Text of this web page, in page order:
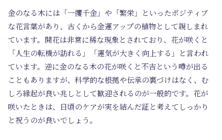
金のなる木には「一攫千金」や「繁栄」といったポジティブ
な花言葉があり、古くから金運アップの植物として親しまれ
ています。開花は非常に稀な現象とされており、花が咲くと
「人生の転機が訪れる」「運気が大きく向上する」と言われ
ています。逆に金のなる木の花が咲くと不吉という噂が出る
こともありますが、科学的な根拠や伝承の裏づけはなく、む
しろ縁起が良い兆しとして歓迎されるのが一般的です。花が
咲いたときは、日頃のケアが実を結んだ証と考えてしっかり
と祝うのが良いでしょう。